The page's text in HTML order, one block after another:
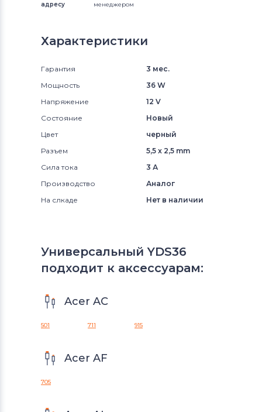
адресу
менеджером
Характеристики
Гарантия
3 мес.
Мощность
36 W
Напряжение
12 V
Состояние
Новый
Цвет
черный
Разъем
5,5 x 2,5 mm
Сила тока
3 А
Производство
Аналог
На слкаде
Нет в наличии
Универсальный YDS36
подходит к аксессуарам:
Acer AC
501 711 915
Acer AF
705